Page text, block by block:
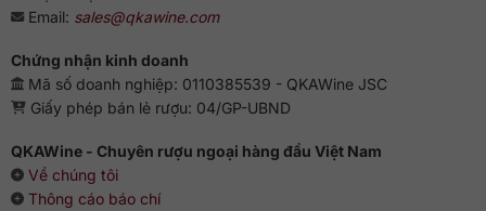
Email: sales@qkawine.com
Chứng nhận kinh doanh
Mã số doanh nghiệp: 0110385539 - QKAWine JSC
Giấy phép bán lẻ rượu: 04/GP-UBND
QKAWine - Chuyên rượu ngoại hàng đầu Việt Nam
Về chúng tôi
Thông cáo báo chí